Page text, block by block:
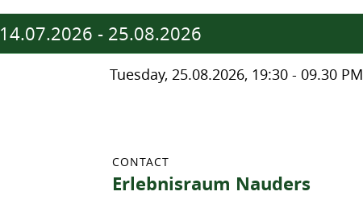
14.07.2026 - 25.08.2026
Tuesday, 25.08.2026, 19:30 - 09.30 PM
CONTACT
Erlebnisraum Nauders